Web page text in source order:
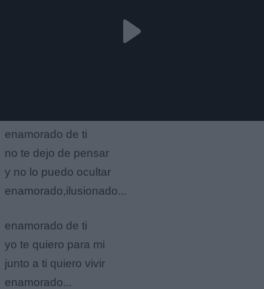
enamorado de ti
no te dejo de pensar
y no lo puedo ocultar
enamorado,ilusionado...
enamorado de ti
yo te quiero para mi
junto a ti quiero vivir
enamorado...